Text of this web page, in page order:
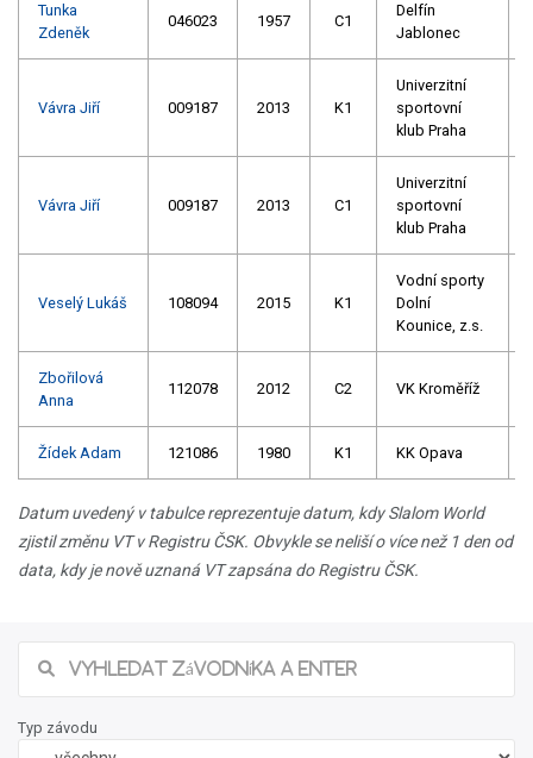
Tunka
Zdeněk
046023 1957 C1
Delfín
Jablonec
Vávra Jiří 009187 2013 K1
Univerzitní
sportovní
klub Praha
Vávra Jiří 009187 2013 C1
Univerzitní
sportovní
klub Praha
Veselý Lukáš 108094 2015 K1
Vodní sporty
Dolní
Kounice, z.s.
Zbořilová
Anna
112078 2012 C2 VK Kroměříž
Žídek Adam 121086 1980 K1 KK Opava
Datum uvedený v tabulce reprezentuje datum, kdy Slalom World
zjistil změnu VT v Registru ČSK. Obvykle se neliší o více než 1 den od
data, kdy je nově uznaná VT zapsána do Registru ČSK.
Typ závodu